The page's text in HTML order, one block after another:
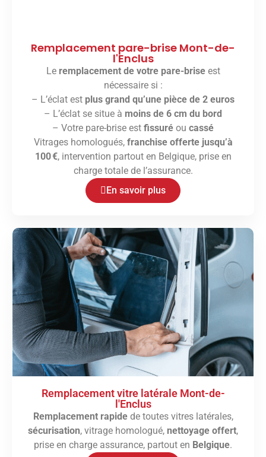
Remplacement pare-brise Mont-de-
l'Enclus
Le remplacement de votre pare-briseest
nécessaire si :
– L’éclat est plus grand qu’une pièce de 2 euros
– L’éclat se situe à moins de 6 cm du bord
– Votre pare-brise est fissuré ou cassé
Vitrages homologués, franchise offerte jusqu’à
100 €, intervention partout en Belgique, prise en
charge totale de l’assurance.
En savoir plus
Remplacement vitre latérale Mont-de-
l'Enclus
Remplacement rapidede toutes vitres latérales,
sécurisation, vitrage homologué, nettoyage offert,
prise en charge assurance, partout en Belgique.